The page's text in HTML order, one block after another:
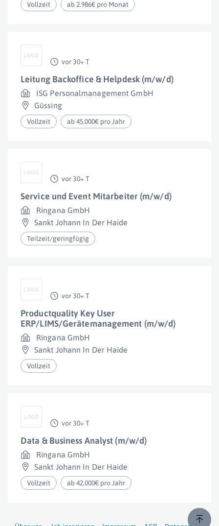
Vollzeit ab 2.986€ pro Monat
vor 30+ T
Leitung Backoffice & Helpdesk (m/w/d)
ISG Personalmanagement GmbH
Güssing
Vollzeit ab 45.000€ pro Jahr
vor 30+ T
Service und Event Mitarbeiter (m/w/d)
Ringana GmbH
Sankt Johann In Der Haide
Teilzeit/geringfügig
vor 30+ T
Productquality Key User
ERP/LIMS/Gerätemanagement (m/w/d)
Ringana GmbH
Sankt Johann In Der Haide
Vollzeit
vor 30+ T
Data & Business Analyst (m/w/d)
Ringana GmbH
Sankt Johann In Der Haide
Vollzeit ab 42.000€ pro Jahr